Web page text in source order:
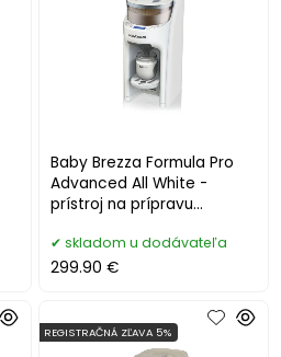
Baby Brezza Formula Pro
Advanced All White -
prístroj na prípravu
skladom u dodávateľa
299.90 €
REGISTRAČNÁ ZĽAVA 5%